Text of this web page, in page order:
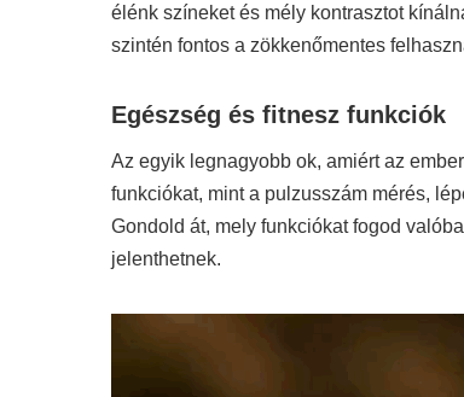
élénk színeket és mély kontrasztot
szintén fontos a zökkenőmentes
Egészség és fitnesz funkciók
Az egyik legnagyobb ok, amiért az
funkciókat, mint a pulzusszám mérés,
Gondold át, mely funkciókat fogod
jelenthetnek.